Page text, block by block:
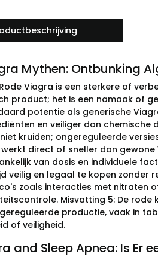
Mythen: Ontbunking
Viagra is een sterkere of
product; het is een namaak of
potentie als generische
en veiliger dan
kruiden; ongereguleerde
direct of sneller dan
van dosis en individuele
veilig en legaal te kopen zonder
zoals interacties met nitraten
Misvatting 5: De
productie, vaak in
of veiligheid.
and Sleep Apnea: Is Er